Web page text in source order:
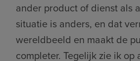
ander product of dienst als
situatie is anders, en dat
wereldbeeld en maakt de
completer. Tegelijk zie ik op